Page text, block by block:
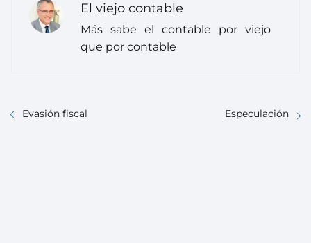
El viejo contable
Más sabe el contable por viejo
que por contable
Evasión fiscal Especulación